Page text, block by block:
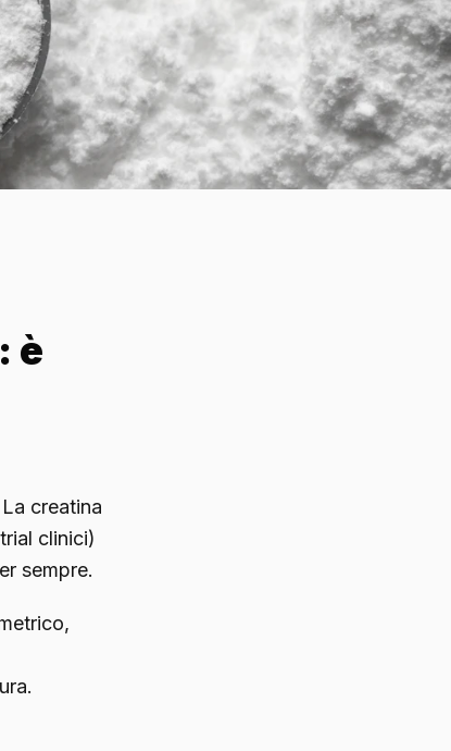
è
creatina
clinici)
sempre.